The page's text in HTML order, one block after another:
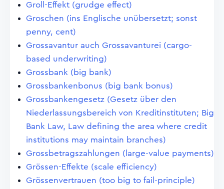
Groll-Effekt (grudge effect)
Groschen (ins Englische unübersetzt; sonst
penny, cent)
Grossavantur auch Grossavanturei (cargo-
based underwriting)
Grossbank (big bank)
Grossbankenbonus (big bank bonus)
Grossbankengesetz (Gesetz über den
Niederlassungsbereich von Kreditinstituten; Big
Bank Law, Law defining the area where credit
institutions may maintain branches)
Grossbetragszahlungen (large-value payments)
Grössen-Effekte (scale efficiency)
Grössenvertrauen (too big to fail-principle)